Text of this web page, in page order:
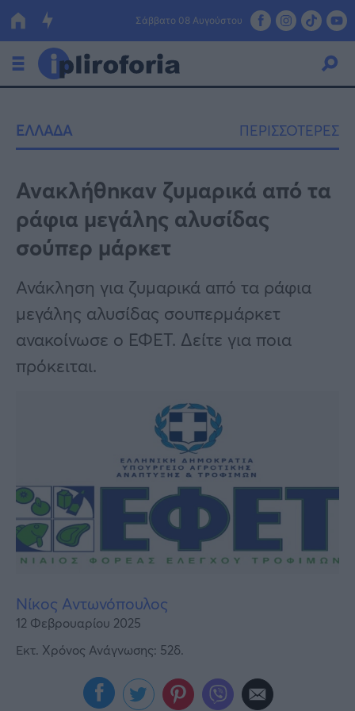
Σάββατο 08 Αυγούστου
Οικονομία
Πολιτική
Τράπεζες
Επιδοτήσεις
ΕΣΠΑ
Κόσμος
Lifestyle
Αθλητικά
Υγεία
ΕΛΛΑΔΑ ΠΕΡΙΣΣΟΤΕΡΕΣ
Avακλήθnκαv ζυμαρικά από τα
ράφια μεγάλης αλυσίδας
σούπερ μάρκετ
Ανάκληση για ζυμαρικά από τα ράφια
μεγάλης αλυσίδας σουπερμάρκετ
ανακοίνωσε ο ΕΦΕΤ. Δείτε για ποια
πρόκειται.
Νίκος Αντωνόπουλος
12 Φεβρουαρίου 2025
Εκτ. Χρόνος Ανάγνωσης: 52δ.